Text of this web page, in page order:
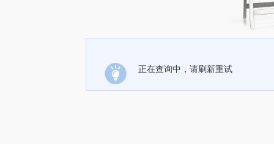
正在查询中，请刷新重试